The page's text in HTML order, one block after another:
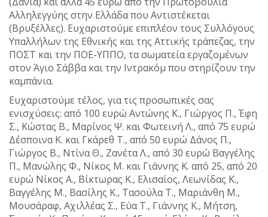
Αλληλεγγύης στην Ελλάδα που Αντιστέκεται
(Βρυξέλλες). Ευχαριστούμε επιπλέον τους Συλλόγους
Υπαλλήλων της Εθνικής και της Αττικής τράπεζας, την
ΠΟΣΤ και την ΠΟΕ-ΥΠΠΟ, τα σωματεία εργαζομένων
στον Άγιο Σάββα και την Ιντρακόμ που στηρίζουν την
καμπάνια.
Ευχαριστούμε τέλος, για τις προσωπικές σας
ενισχύσεις: από 100 ευρώ Αντώνης Κ., Γιώργος Π., Έφη
Σ., Κώστας Β., Μαρίνος Ψ. και Φωτεινή Λ., από 75 ευρώ
Δέσποινα Κ. και Γκάρεθ Τ., από 50 ευρώ Δάνος Π.,
Γιώργος Β., Ντίνα Θ., Ζανέτα Λ., από 30 ευρώ Βαγγέλης
Π., Μανώλης Φ., Νίκος Μ. και Γιάννης Κ. από 25, από 20
ευρώ Νίκος Α., Βίκτωρας Κ., Ελισαίος, Λεωνίδας Κ.,
Βαγγέλης Μ., Βασίλης Κ., Τασούλα Τ., Μαριάνθη Μ.,
Μουσάραφ, Αχιλλέας Σ., Εύα Τ., Γιάννης Κ., Μήτση,